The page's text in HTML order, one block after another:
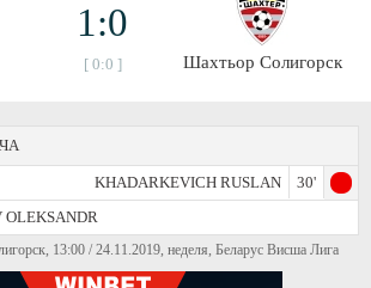
1:0
[ 0:0 ] Шахтьор Солигорск
KHADARKEVICH RUSLAN
30'
OLEKSANDR
13:00 / 24.11.2019, неделя, Беларус Висша Лига